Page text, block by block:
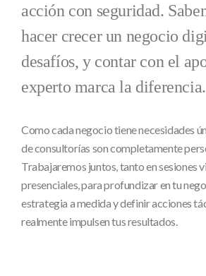
acción con seguridad.
hacer crecer un negocio
desafíos, y contar con el
experto marca la diferencia.
Como cada negocio tiene necesidades
de consultorías son completamente
Trabajaremos juntos, tanto en sesiones
presenciales, para profundizar en tu
estrategia a medida y definir acciones
realmente impulsen tus resultados.